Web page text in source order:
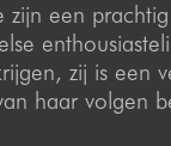
een
zij is een
haar volgen